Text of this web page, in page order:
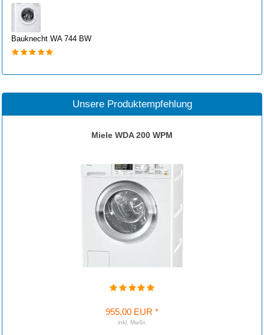
Bauknecht WA 744 BW
Unsere Produktempfehlung
Miele WDA 200 WPM
955,00 EUR *
inkl. MwSt.